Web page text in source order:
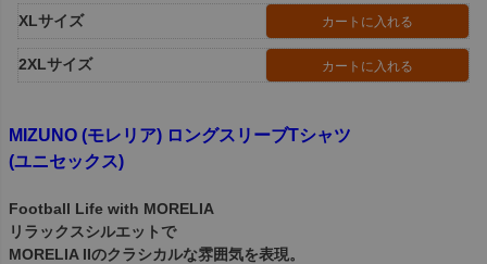
XLサイズ カートに入れる
2XLサイズ カートに入れる
MIZUNO (モレリア) ロングスリーブTシャツ
(ユニセックス)
Football Life with MORELIA
リラックスシルエットで
MORELIA IIのクラシカルな雰囲気を表現。